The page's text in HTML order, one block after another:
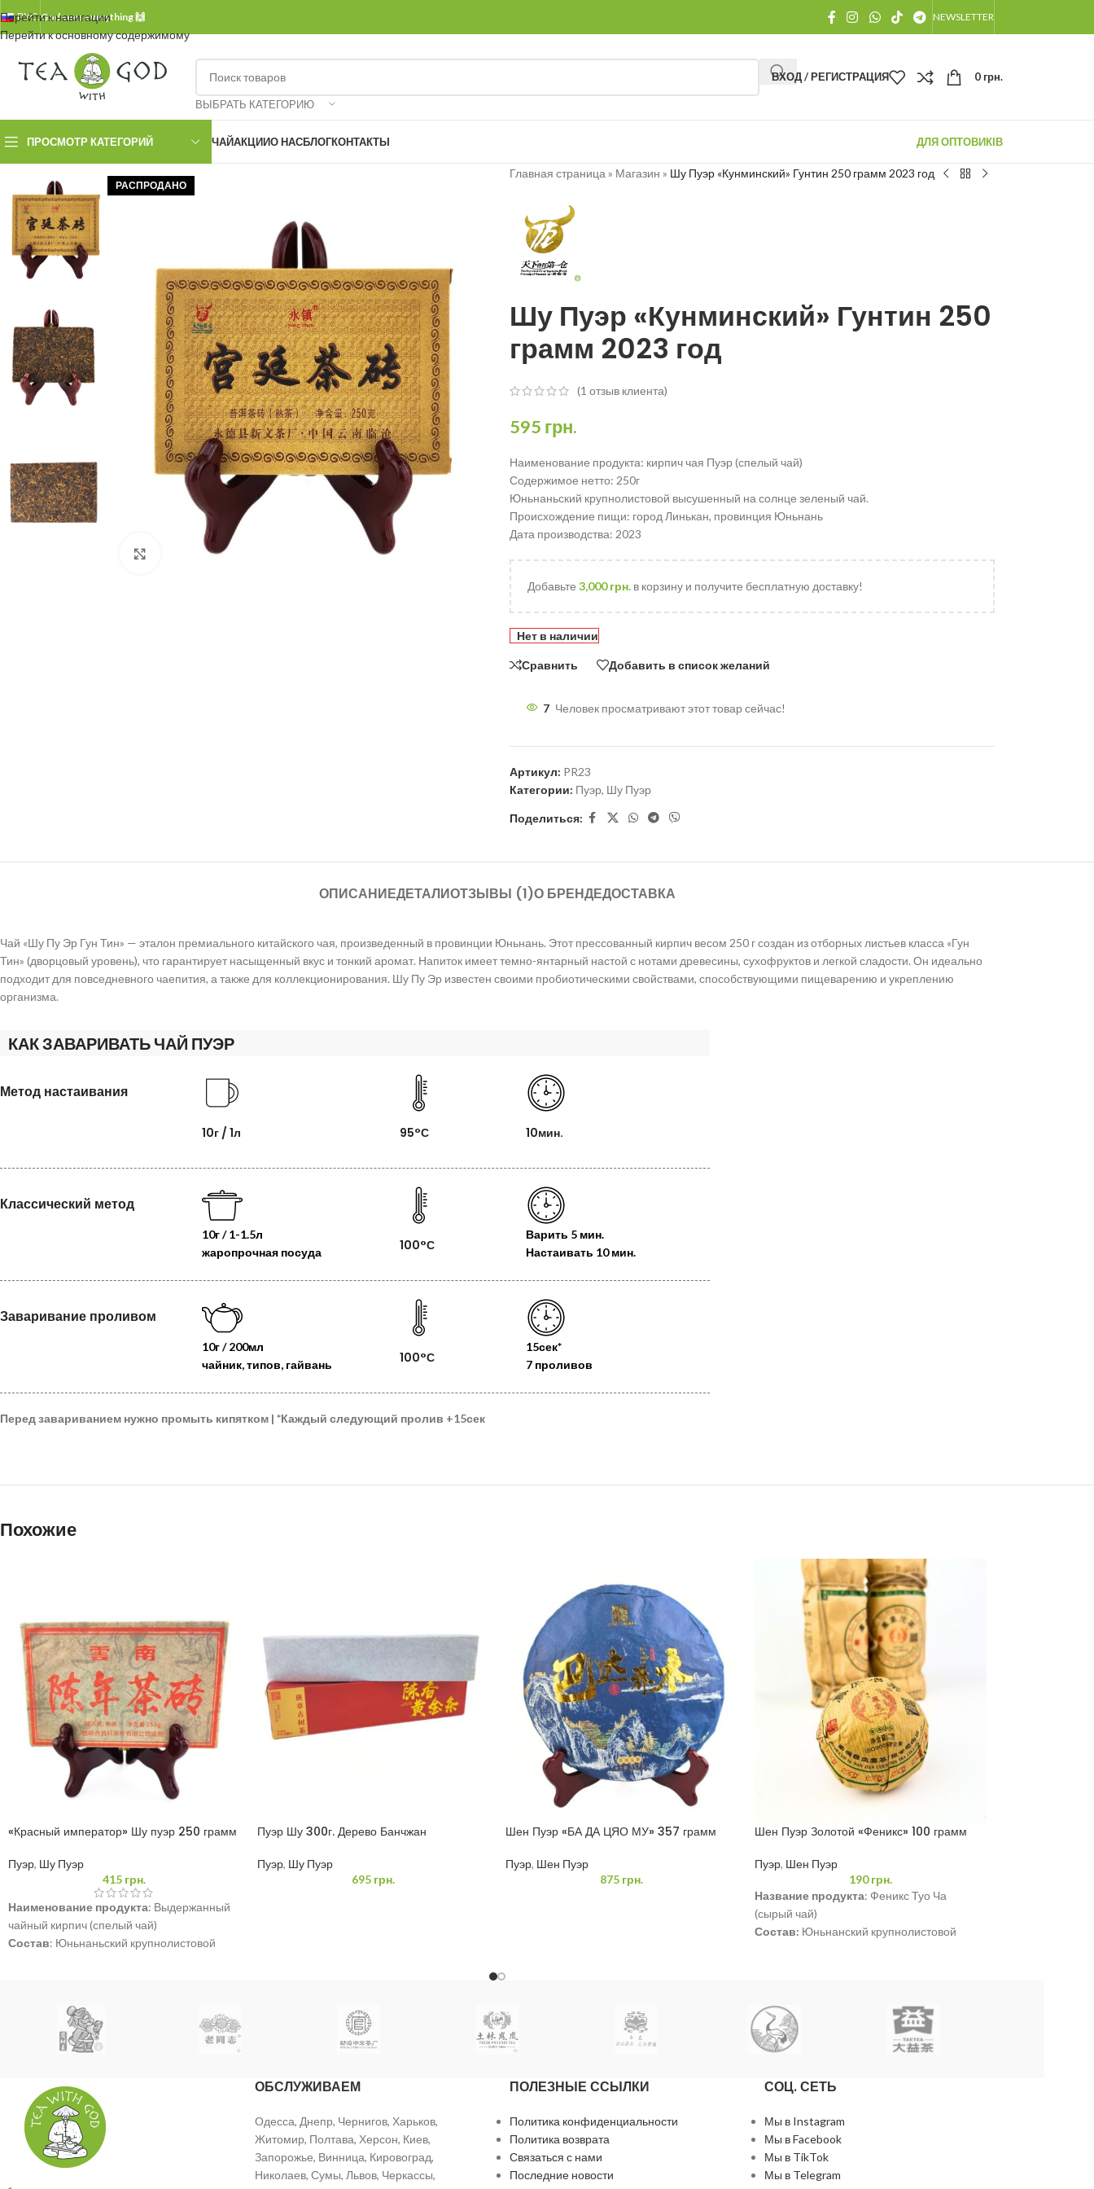
Перейти к навигации
Перейти к основному содержимому
РУС.God sees everything 🙌 NEWSLETTER
ВЫБРАТЬ КАТЕГОРИЮ
ВХОД / РЕГИСТРАЦИЯ 0 грн.
ПРОСМОТР КАТЕГОРИЙ ЧАЙАКЦИИО НАСБЛОГКОНТАКТЫ ДЛЯ ОПТОВИКІВ
РАСПРОДАНО
Нажмите, чтобы увеличить
Главная страница » Магазин » Шу Пуэр «Кунминский» Гунтин 250 грамм 2023 год
Шу Пуэр «Кунминский» Гунтин 250
грамм 2023 год
(1 отзыв клиента)
595 грн.
Наименование продукта: кирпич чая Пуэр (спелый чай)
Содержимое нетто: 250г
Юньнаньский крупнолистовой высушенный на солнце зеленый чай.
Происхождение пищи: город Линькан, провинция Юньнань
Дата производства: 2023
Добавьте 3,000грн.в корзину и получите бесплатную доставку!
Нет в наличии
Сравнить Добавить в список желаний
7 Человек просматривают этот товар сейчас!
Артикул: PR23
Категории: Пуэр, Шу Пуэр
Поделиться:
ОПИСАНИЕДЕТАЛИОТЗЫВЫ (1)О БРЕНДЕДОСТАВКА
Чай «Шу Пу Эр Гун Тин» — эталон премиального китайского чая, произведенный в провинции Юньнань. Этот прессованный кирпич весом 250 г создан из отборных листьев класса «Гун
Тин» (дворцовый уровень), что гарантирует насыщенный вкус и тонкий аромат. Напиток имеет темно-янтарный настой с нотами древесины, сухофруктов и легкой сладости. Он идеально
подходит для повседневного чаепития, а также для коллекционирования. Шу Пу Эр известен своими пробиотическими свойствами, способствующими пищеварению и укреплению
организма.
КАК ЗАВАРИВАТЬ ЧАЙ ПУЭР
Метод настаивания
10г / 1л 95°С 10мин.
Классический метод
10г / 1-1.5л
жаропрочная посуда
100°С
Варить 5 мин.
Настаивать 10 мин.
Заваривание проливом
10г / 200мл
чайник, типов, гайвань
100°С
15сек*
7 проливов
Перед завариванием нужно промыть кипятком | *Каждый следующий пролив +15сек
Похожие
«Красный император» Шу пуэр 250 грамм
Пуэр, Шу Пуэр
415 грн.
Наименование продукта: Выдержанный
чайный кирпич (спелый чай)
Состав: Юньнаньский крупнолистовой
Дата сырья: 2009 год
Дата изготовления:
Пуэр Шу 300г. Дерево Банчжан
Пуэр, Шу Пуэр
695грн.
Шен Пуэр «БА ДА ЦЯО МУ» 357 грамм
Пуэр, Шен Пуэр
875 грн.
Шен Пуэр Золотой «Феникс» 100 грамм
Пуэр, Шен Пуэр
190грн.
Название продукта: Феникс Туо Ча
(сырый чай)
Состав: Юньнанский крупнолистовой
Срок годности
: Подходит для длительного
хранения в условиях хранения,
отвечающих исполнительным стандартам.
ОБСЛУЖИВАЕМ
Одесса, Днепр, Чернигов, Харьков,
Житомир, Полтава, Херсон, Киев,
Запорожье, Винница, Кировоград,
Николаев, Сумы, Львов, Черкассы,
ПОЛЕЗНЫЕ ССЫЛКИ
Политика конфиденциальности
Политика возврата
Связаться с нами
Последние новости
СОЦ. СЕТЬ
Мы в Instagram
Мы в Facebook
Мы в TikTok
Мы в Telegram